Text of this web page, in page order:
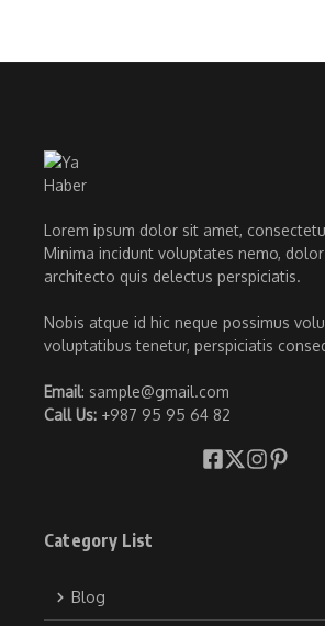
Lorem ipsum dolor sit amet,
Minima incidunt voluptates nemo,
architecto quis delectus perspiciatis.
Nobis atque id hic neque possimus
voluptatibus tenetur, perspiciatis
Email: sample@gmail.com
Call Us: +987 95 95 64 82
Category List
Blog